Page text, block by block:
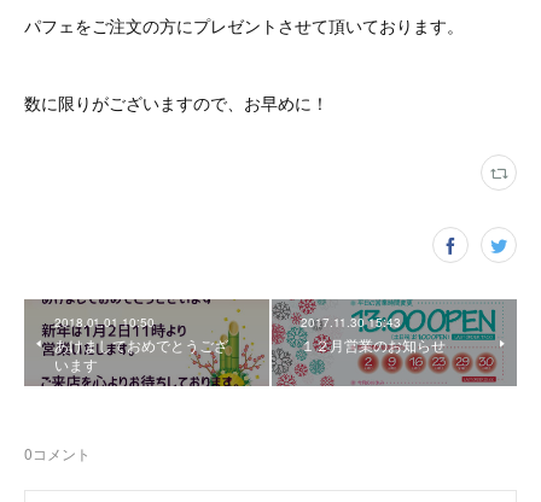
パフェをご注文の方にプレゼントさせて頂いております。
数に限りがございますので、お早めに！
2018.01.01 10:50
あけましておめでとうござ
います
2017.11.30 15:43
１２月営業のお知らせ
0コメント